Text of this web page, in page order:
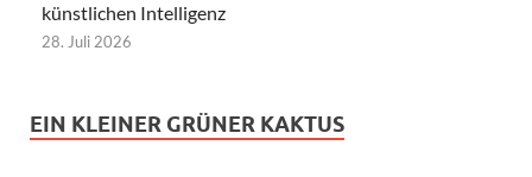
künstlichen Intelligenz
28. Juli 2026
EIN KLEINER GRÜNER KAKTUS